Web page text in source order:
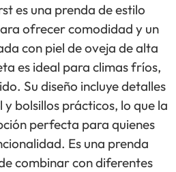
es una prenda de estilo
ofrecer comodidad y un
con piel de oveja de alta
es ideal para climas fríos,
Su diseño incluye detalles
y bolsillos prácticos, lo que la
perfecta para quienes
Es una prenda
combinar con diferentes